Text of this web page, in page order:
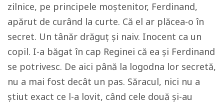
zilnice, pe principele moștenitor, Ferdinand,
apărut de curând la curte. Că el ar plăcea-o în
secret. Un tânăr drăguț și naiv. Inocent ca un
copil. I-a băgat în cap Reginei că ea și Ferdinand
se potrivesc. De aici până la logodna lor secretă,
nu a mai fost decât un pas. Săracul, nici nu a
știut exact ce l-a lovit, când cele două și-au